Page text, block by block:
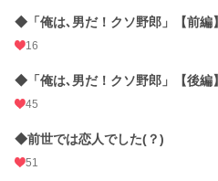
◆「俺は､男だ！クソ野郎」【前編】
16
◆「俺は､男だ！クソ野郎」【後編】
45
◆前世では恋人でした(？)
51